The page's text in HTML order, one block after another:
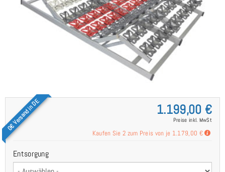
0€ Versand in DE 1.199,00 €
Preise inkl. MwSt
Kaufen Sie 2 zum Preis von je 1.179,00 €
Entsorgung